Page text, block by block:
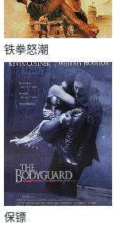
铁拳怒潮
保镖